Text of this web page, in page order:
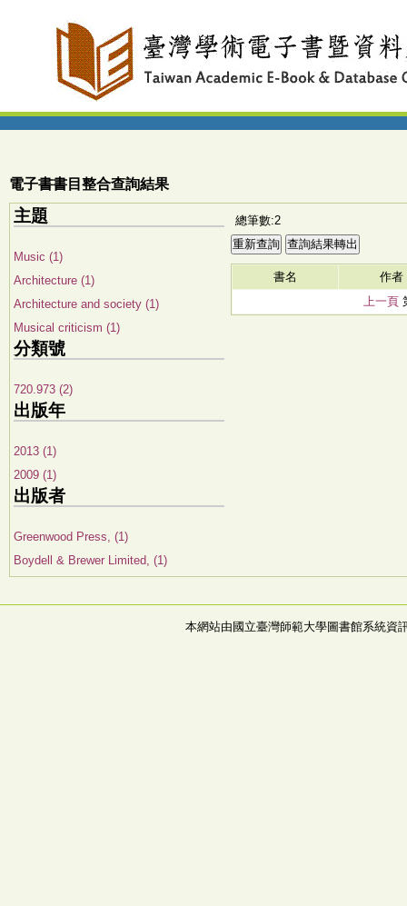
電子書書目整合查詢結果
主題
Music (1)
Architecture (1)
Architecture and society (1)
Musical criticism (1)
分類號
720.973 (2)
出版年
2013 (1)
2009 (1)
出版者
Greenwood Press, (1)
Boydell & Brewer Limited, (1)
總筆數:2
書名
作者
上一頁
本網站由國立臺灣師範大學圖書館系統資